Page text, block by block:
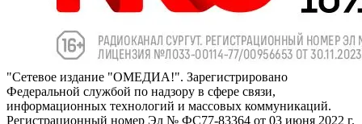
"Сетевое издание "ОМЕДИА!". Зарегистрировано
Федеральной службой по надзору в сфере связи,
информационных технологий и массовых коммуникаций.
Регистрационный номер Эл № ФС77-83364 от 03 июня 2022 г.